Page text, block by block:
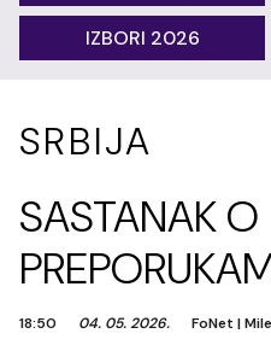
IZBORI 2026
SRBIJA
SASTANAK O
18:50 04. 05. 2026. FoNet |